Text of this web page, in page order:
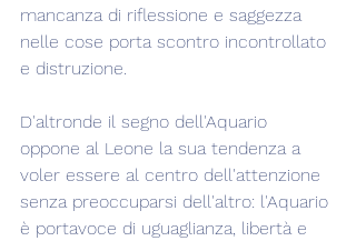
mancanza di riflessione e saggezza
nelle cose porta scontro incontrollato
e distruzione.
D'altronde il segno dell'Aquario
oppone al Leone la sua tendenza a
voler essere al centro dell'attenzione
senza preoccuparsi dell'altro: l'Aquario
è portavoce di uguaglianza, libertà e